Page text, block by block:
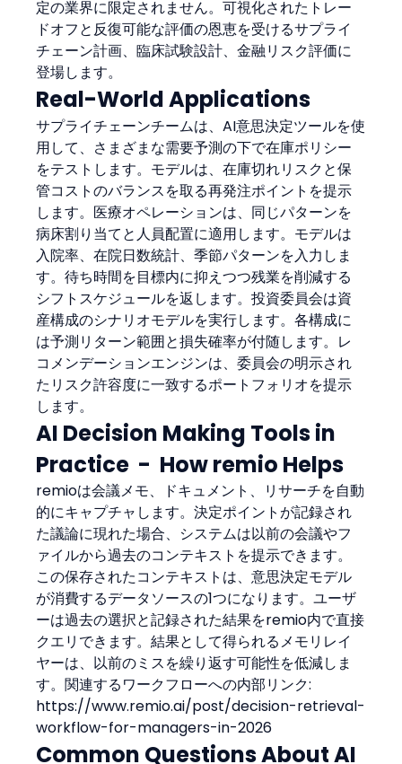
定の業界に限定されません。可視化されたトレー
ドオフと反復可能な評価の恩恵を受けるサプライ
チェーン計画、臨床試験設計、金融リスク評価に
登場します。
Real-World Applications
サプライチェーンチームは、AI意思決定ツールを使
用して、さまざまな需要予測の下で在庫ポリシー
をテストします。モデルは、在庫切れリスクと保
管コストのバランスを取る再発注ポイントを提示
します。医療オペレーションは、同じパターンを
病床割り当てと人員配置に適用します。モデルは
入院率、在院日数統計、季節パターンを入力しま
す。待ち時間を目標内に抑えつつ残業を削減する
シフトスケジュールを返します。投資委員会は資
産構成のシナリオモデルを実行します。各構成に
は予測リターン範囲と損失確率が付随します。レ
コメンデーションエンジンは、委員会の明示され
たリスク許容度に一致するポートフォリオを提示
します。
AI Decision Making Tools in
Practice  -  How remio Helps
remioは会議メモ、ドキュメント、リサーチを自動
的にキャプチャします。決定ポイントが記録され
た議論に現れた場合、システムは以前の会議やフ
ァイルから過去のコンテキストを提示できます。
この保存されたコンテキストは、意思決定モデル
が消費するデータソースの1つになります。ユーザ
ーは過去の選択と記録された結果をremio内で直接
クエリできます。結果として得られるメモリレイ
ヤーは、以前のミスを繰り返す可能性を低減しま
す。関連するワークフローへの内部リンク:
https://www.remio.ai/post/decision-retrieval-
workflow-for-managers-in-2026
Common Questions About AI